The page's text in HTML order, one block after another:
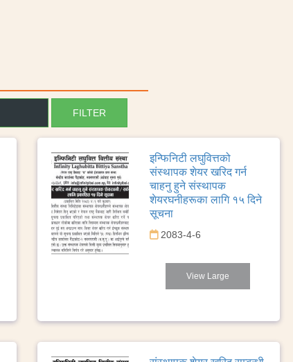
इन्फिनिटी लघुवित्तको
संस्थापक शेयर खरिद गर्न
चाहनु हुने संस्थापक
शेयरघनीहरूका लागि १५ दिने
सूचना
2083-4-6
View Large